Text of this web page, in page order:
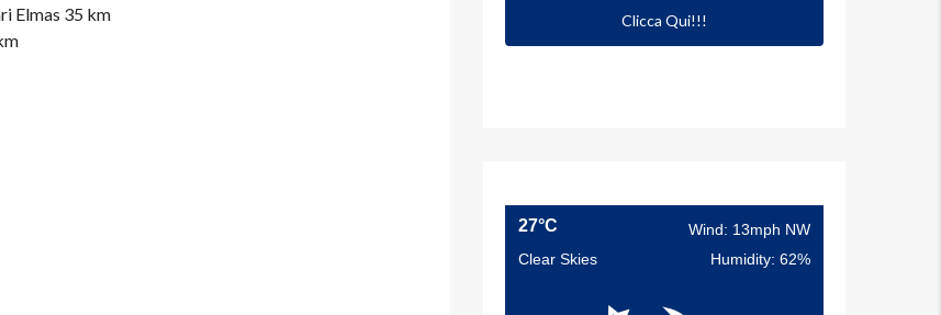
Elmas 35 km
Clicca Qui!!!
27°C
Wind: 13mph NW
Clear Skies
Humidity: 62%